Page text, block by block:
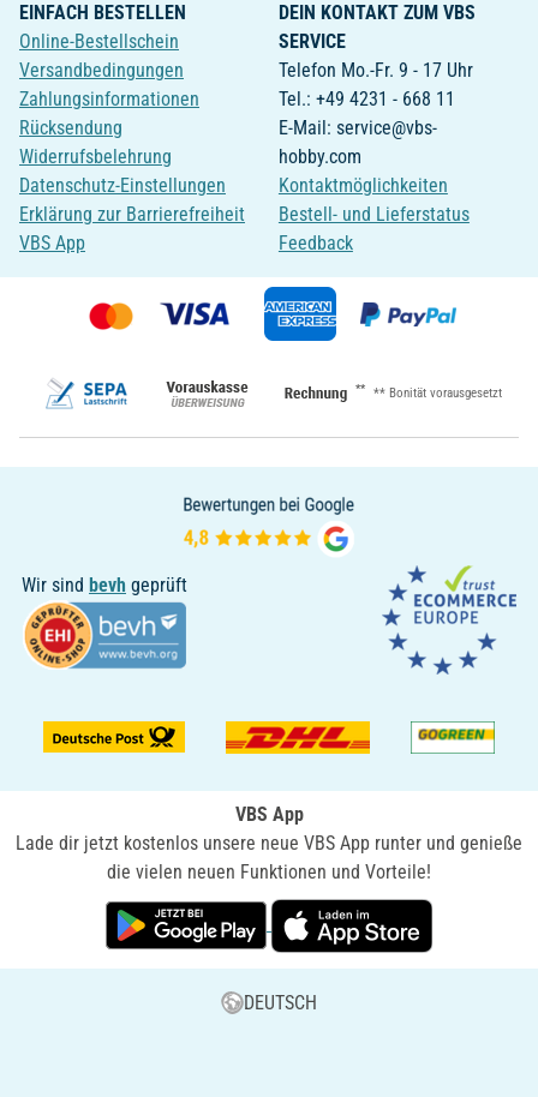
EINFACH BESTELLEN
Online-Bestellschein
Versandbedingungen
Zahlungsinformationen
Rücksendung
Widerrufsbelehrung
Datenschutz-Einstellungen
Erklärung zur Barrierefreiheit
VBS App
DEIN KONTAKT ZUM VBS
SERVICE
Telefon Mo.-Fr. 9 - 17 Uhr
Tel.: +49 4231 - 668 11
E-Mail: service@vbs-
hobby.com
Kontaktmöglichkeiten
Bestell- und Lieferstatus
Feedback
** ** Bonität vorausgesetzt
Wir sind bevh geprüft
VBS App
Lade dir jetzt kostenlos unsere neue VBS App runter und genieße
die vielen neuen Funktionen und Vorteile!
DEUTSCH